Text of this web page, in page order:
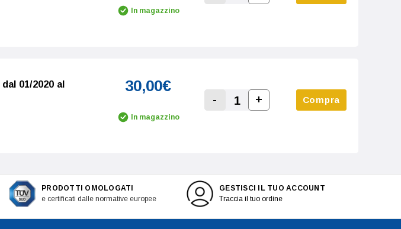
In magazzino Decrease Quantity:
Increase Quantity:
01/2020 al
30,00€
In magazzino Decrease Quantity:
-
Increase Quantity:
+ Compra
PRODOTTI OMOLOGATI
e certificati dalle normative europee
GESTISCI IL TUO ACCOUNT
Traccia il tuo ordine